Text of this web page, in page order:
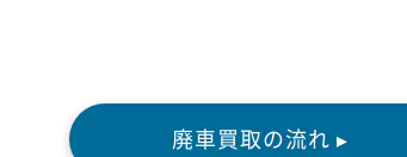
廃車買取の流れ ▸